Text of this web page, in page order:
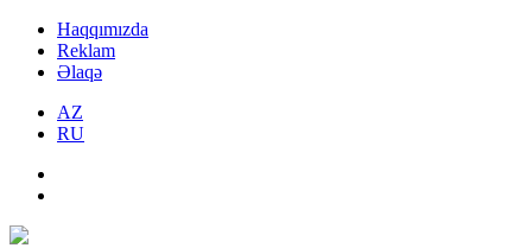
Haqqımızda
Reklam
Əlaqə
AZ
RU